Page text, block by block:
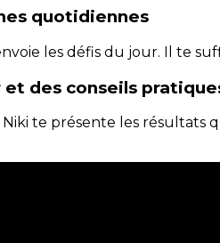
quotidiennes
les défis du jour. Il te
des conseils
te présente les résultats